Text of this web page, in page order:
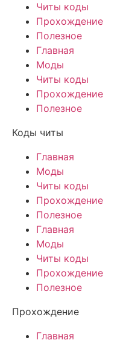
Читы коды
Прохождение
Полезное
Главная
Моды
Читы коды
Прохождение
Полезное
Коды читы
Главная
Моды
Читы коды
Прохождение
Полезное
Главная
Моды
Читы коды
Прохождение
Полезное
Прохождение
Главная